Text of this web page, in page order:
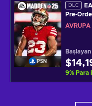
PSN
DLC
Pre-
EUROPE
AVRUPA
9% Para